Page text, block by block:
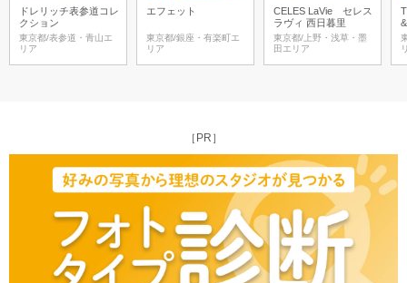
ドレリッチ表参道コレ
クション
東京都/表参道・青山エ
リア
エフェット
東京都/銀座・有楽町エ
リア
CELES LaVie セレス
ラヴィ 西日暮里
東京都/上野・浅草・墨
田エリア
［PR］